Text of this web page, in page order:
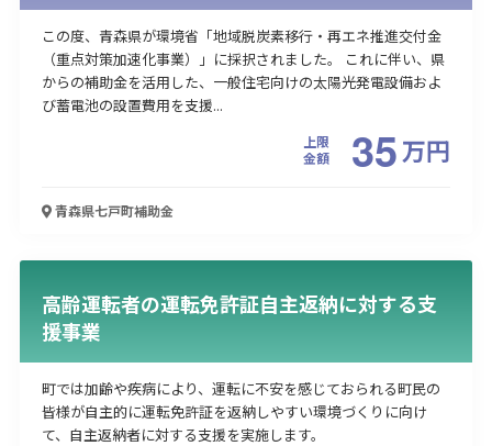
この度、青森県が環境省「地域脱炭素移行・再エネ推進交付金
（重点対策加速化事業）」に採択されました。 これに伴い、県
からの補助金を活用した、一般住宅向けの太陽光発電設備およ
び蓄電池の設置費用を支援...
上限
金額
35万円
青森県七戸町補助金
高齢運転者の運転免許証自主返納に対する支
援事業
町では加齢や疾病により、運転に不安を感じておられる町民の
皆様が自主的に運転免許証を返納しやすい環境づくりに向け
て、自主返納者に対する支援を実施します。